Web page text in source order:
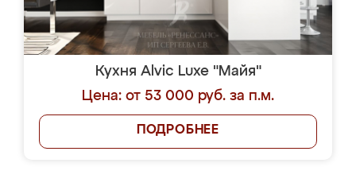
Кухня Alvic Luxe "Майя"
Цена: от 53 000 руб. за п.м.
ПОДРОБНЕЕ